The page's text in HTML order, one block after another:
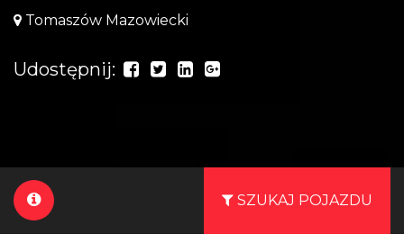
Tomaszów Mazowiecki
Udostępnij:
SZUKAJ POJAZDU